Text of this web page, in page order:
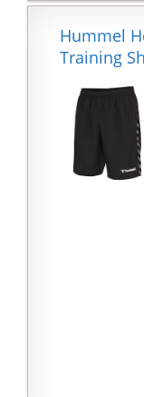
Hummel
Training